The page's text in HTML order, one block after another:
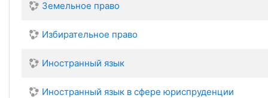
Земельное право
Избирательное право
Иностранный язык
Иностранный язык в сфере юриспруденции